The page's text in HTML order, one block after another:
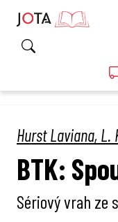
Hurst Laviana, L.
BTK:
Sériový vrah ze